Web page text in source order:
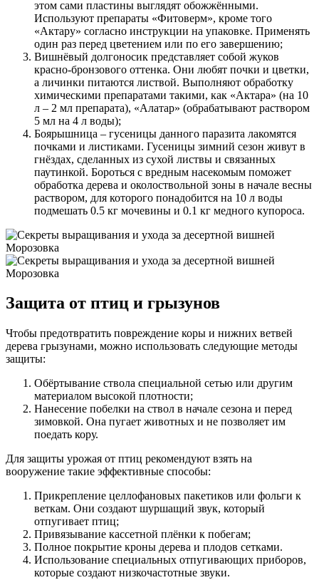
этом сами пластины выглядят обожжёнными.
Используют препараты «Фитоверм», кроме того
«Актару» согласно инструкции на упаковке. Применять
один раз перед цветением или по его завершению;
Вишнёвый долгоносик представляет собой жуков
красно-бронзового оттенка. Они любят почки и цветки,
а личинки питаются листвой. Выполняют обработку
химическими препаратами такими, как «Актара» (на 10
л – 2 мл препарата), «Алатар» (обрабатывают раствором
5 мл на 4 л воды);
Боярышница – гусеницы данного паразита лакомятся
почками и листиками. Гусеницы зимний сезон живут в
гнёздах, сделанных из сухой листвы и связанных
паутинкой. Бороться с вредным насекомым поможет
обработка дерева и околоствольной зоны в начале весны
раствором, для которого понадобится на 10 л воды
подмешать 0.5 кг мочевины и 0.1 кг медного купороса.
Защита от птиц и грызунов
Чтобы предотвратить повреждение коры и нижних ветвей
дерева грызунами, можно использовать следующие методы
защиты:
Обёртывание ствола специальной сетью или другим
материалом высокой плотности;
Нанесение побелки на ствол в начале сезона и перед
зимовкой. Она пугает животных и не позволяет им
поедать кору.
Для защиты урожая от птиц рекомендуют взять на
вооружение такие эффективные способы:
Прикрепление целлофановых пакетиков или фольги к
веткам. Они создают шуршащий звук, который
отпугивает птиц;
Привязывание кассетной плёнки к побегам;
Полное покрытие кроны дерева и плодов сетками.
Использование специальных отпугивающих приборов,
которые создают низкочастотные звуки.